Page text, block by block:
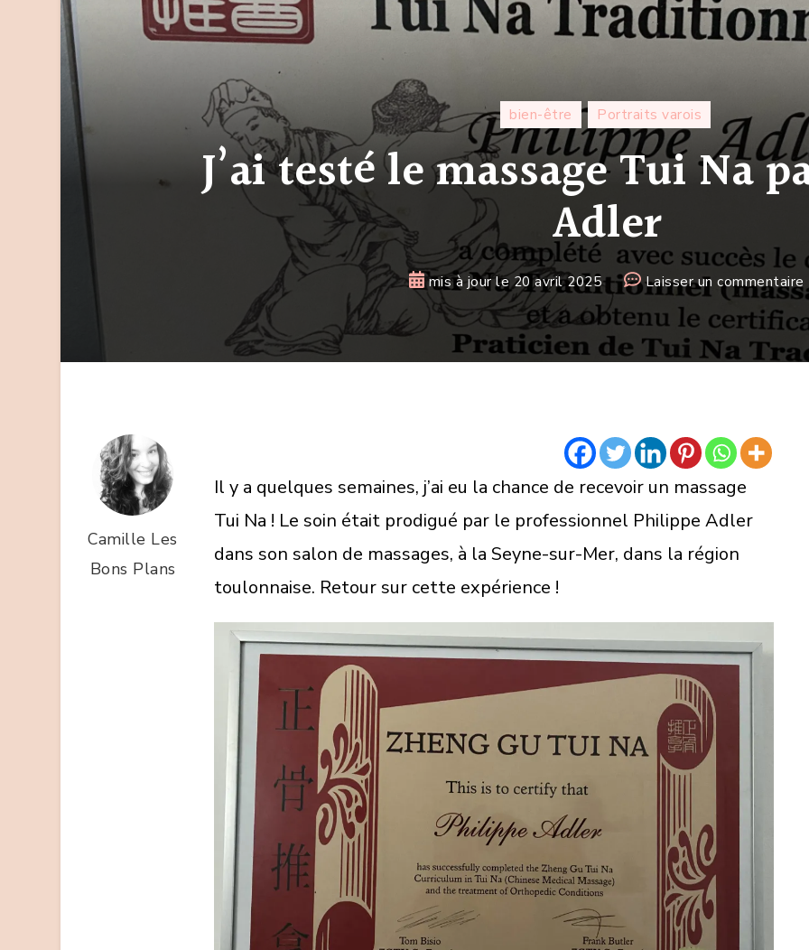
bien-être Portraits varois
J’ai testé le massage Tui Na
Adler
mis à jour le20 avril 2025 Laisser un commentaire
Camille Les
Bons Plans
Il y a quelques semaines, j’ai eu la chance de recevoir un massage
Tui Na ! Le soin était prodigué par le professionnel Philippe Adler
dans son salon de massages, à la Seyne-sur-Mer, dans la région
toulonnaise. Retour sur cette expérience !